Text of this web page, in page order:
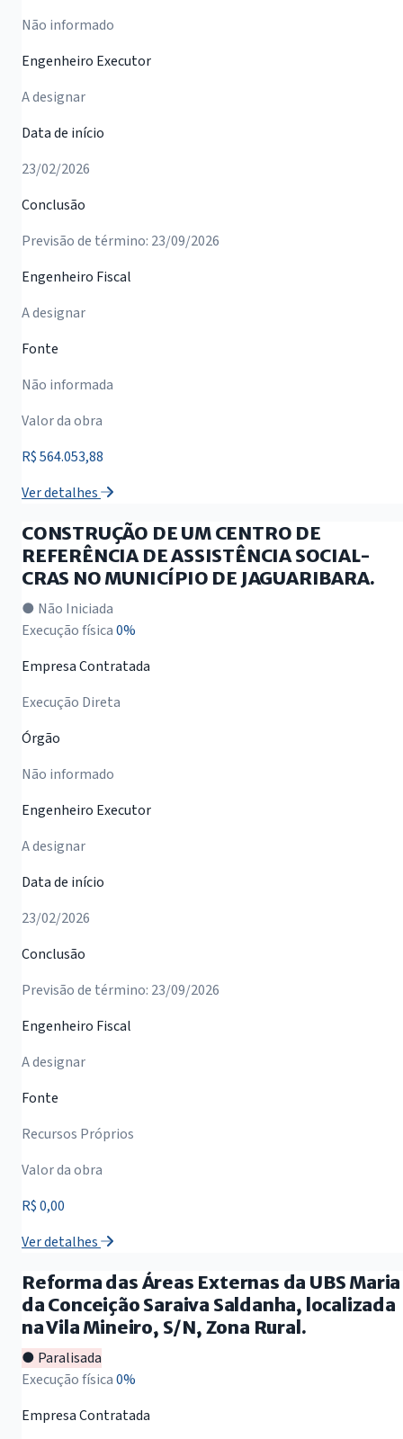
Não informado
Engenheiro Executor
A designar
Data de início
23/02/2026
Conclusão
Previsão de término: 23/09/2026
Engenheiro Fiscal
A designar
Fonte
Não informada
Valor da obra
R$ 564.053,88
Ver detalhes
CONSTRUÇÃO DE UM CENTRO DE
REFERÊNCIA DE ASSISTÊNCIA SOCIAL-
CRAS NO MUNICÍPIO DE JAGUARIBARA.
● Não Iniciada
Execução física0%
Empresa Contratada
Execução Direta
Órgão
Não informado
Engenheiro Executor
A designar
Data de início
23/02/2026
Conclusão
Previsão de término: 23/09/2026
Engenheiro Fiscal
A designar
Fonte
Recursos Próprios
Valor da obra
R$ 0,00
Ver detalhes
Reforma das Áreas Externas da UBS Maria
da Conceição Saraiva Saldanha, localizada
na Vila Mineiro, S/N, Zona Rural.
● Paralisada
Execução física0%
Empresa Contratada